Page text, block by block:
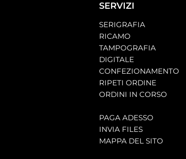
SERVIZI
SERIGRAFIA
RICAMO
TAMPOGRAFIA
DIGITALE
CONFEZIONAMENTO
RIPETI ORDINE
ORDINI IN CORSO
PAGA ADESSO
INVIA FILES
MAPPA DEL SITO